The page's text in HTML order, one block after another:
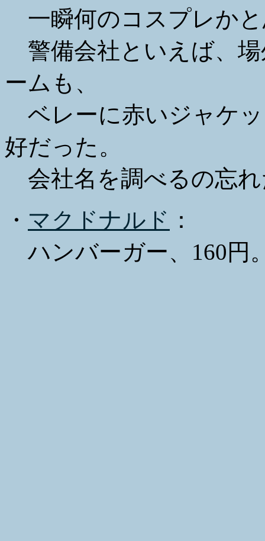
一瞬何のコスプレか
警備会社といえば、
ームも、
ベレーに赤いジャケ
好だった。
会社名を調べるの忘
・ マクドナルド ：
ハンバーガー、160円